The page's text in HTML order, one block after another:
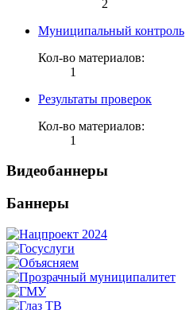
2
Муниципальный контроль
Кол-во материалов:
1
Результаты проверок
Кол-во материалов:
1
Видеобаннеры
Баннеры